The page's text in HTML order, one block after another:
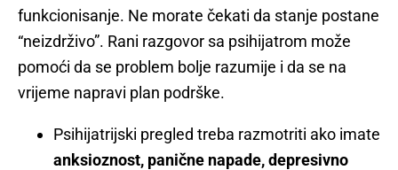
funkcionisanje. Ne morate čekati da stanje postane
“neizdrživo”. Rani razgovor sa psihijatrom može
pomoći da se problem bolje razumije i da se na
vrijeme napravi plan podrške.
Psihijatrijski pregled treba razmotriti ako imate
anksioznost, panične napade, depresivno